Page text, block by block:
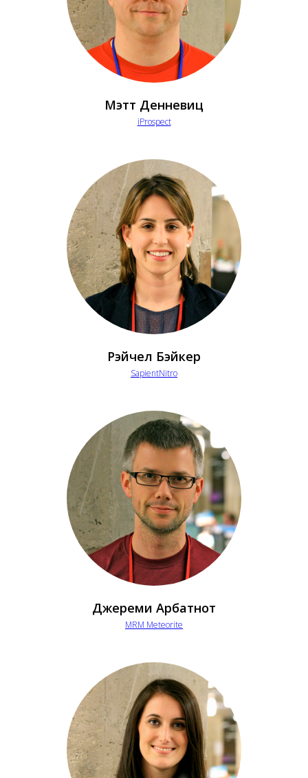
Мэтт Денневиц
iProspect
Рэйчел Бэйкер
SapientNitro
Джереми Арбатнот
MRM Meteorite